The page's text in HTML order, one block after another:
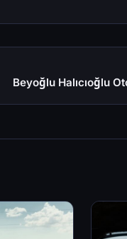
Beyoğlu Halıcıoğlu